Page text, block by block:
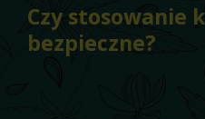
Czy stosowanie
bezpieczne?